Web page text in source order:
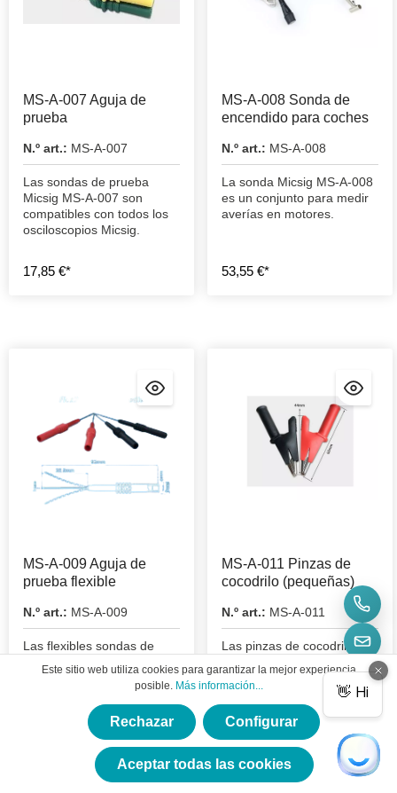
MS-A-007 Aguja de
prueba
N.º art.: MS-A-007
Las sondas de prueba
Micsig MS-A-007 son
compatibles con todos los
osciloscopios Micsig.
17,85 €*
MS-A-008 Sonda de
encendido para coches
N.º art.: MS-A-008
La sonda Micsig MS-A-008
es un conjunto para medir
averías en motores.
53,55 €*
MS-A-009 Aguja de
prueba flexible
N.º art.: MS-A-009
Las flexibles sondas de
son compatibles con todos
los osciloscopios Micsig.
MS-A-011 Pinzas de
cocodrilo (pequeñas)
N.º art.: MS-A-011
Las pinzas de cocodrilo
adecuadas para los
osciloscopios de mesa
Este sitio web utiliza cookies para garantizar la mejor experiencia
posible. Más información...
Rechazar Configurar
Aceptar todas las cookies